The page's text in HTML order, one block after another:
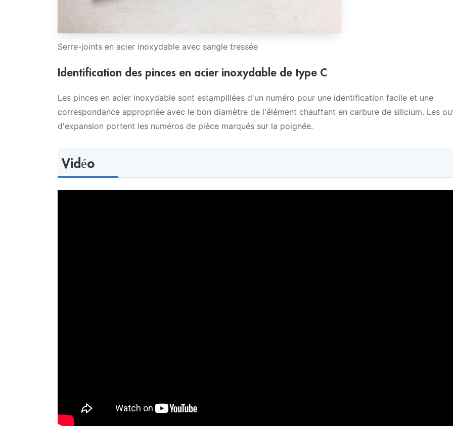
Serre-joints en acier inoxydable avec sangle tressée
Identification des pinces en acier inoxydable de type C
Les pinces en acier inoxydable sont estampillées d'un numéro pour une identification facile et une
correspondance appropriée avec le bon diamètre de l'élément chauffant en carbure de silicium. Les
d'expansion portent les numéros de pièce marqués sur la poignée.
Vidéo